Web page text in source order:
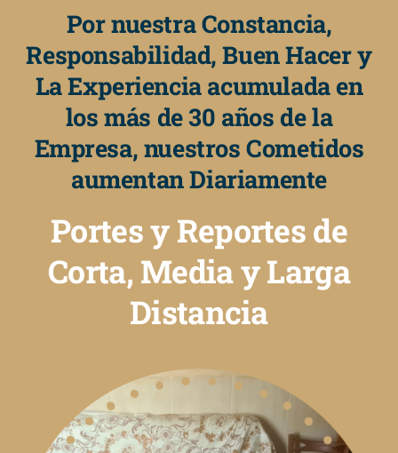
Por nuestra Constancia,
Responsabilidad, Buen Hacer y
La Experiencia acumulada en
los más de 30 años de la
Empresa, nuestros Cometidos
aumentan Diariamente
Portes y Reportes de
Corta, Media y Larga
Distancia